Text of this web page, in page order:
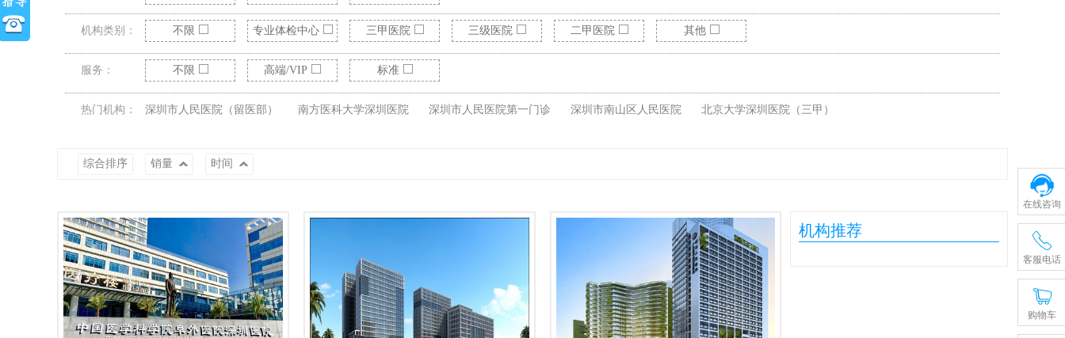
机构类别： 不限 专业体检中心 三甲医院 三级医院 二甲医院 其他
服务： 不限 高端/VIP 标准
热门机构： 深圳市人民医院（留医部） 南方医科大学深圳医院 深圳市人民医院第一门诊 深圳市南山区人民医院 北京大学深圳医院（三甲）
综合排序 销量 时间
机构推荐
在线咨询
客服电话
购物车